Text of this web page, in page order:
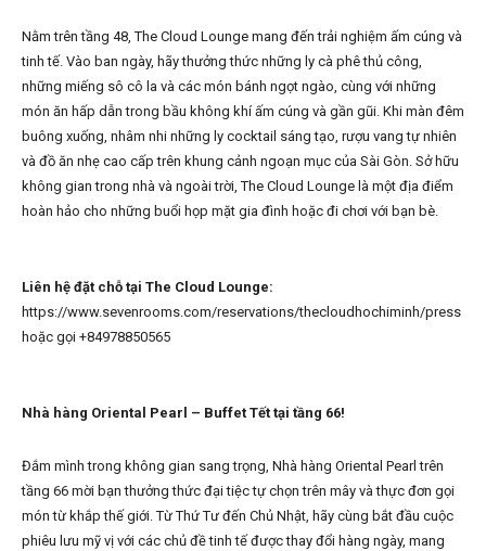
Nằm trên tầng 48, The Cloud Lounge mang đến trải nghiệm ấm cúng và
tinh tế. Vào ban ngày, hãy thưởng thức những ly cà phê thủ công,
những miếng sô cô la và các món bánh ngọt ngào, cùng với những
món ăn hấp dẫn trong bầu không khí ấm cúng và gần gũi. Khi màn đêm
buông xuống, nhâm nhi những ly cocktail sáng tạo, rượu vang tự nhiên
và đồ ăn nhẹ cao cấp trên khung cảnh ngoạn mục của Sài Gòn. Sở hữu
không gian trong nhà và ngoài trời, The Cloud Lounge là một địa điểm
hoàn hảo cho những buổi họp mặt gia đình hoặc đi chơi với bạn bè.
Liên hệ đặt chỗ tại The Cloud Lounge:
https://www.sevenrooms.com/reservations/thecloudhochiminh/press
hoặc gọi +84978850565
Nhà hàng Oriental Pearl – Buffet Tết tại tầng 66!
Đắm mình trong không gian sang trọng, Nhà hàng Oriental Pearl trên
tầng 66 mời bạn thưởng thức đại tiệc tự chọn trên mây và thực đơn gọi
món từ khắp thế giới. Từ Thứ Tư đến Chủ Nhật, hãy cùng bắt đầu cuộc
phiêu lưu mỹ vị với các chủ đề tinh tế được thay đổi hàng ngày, mang